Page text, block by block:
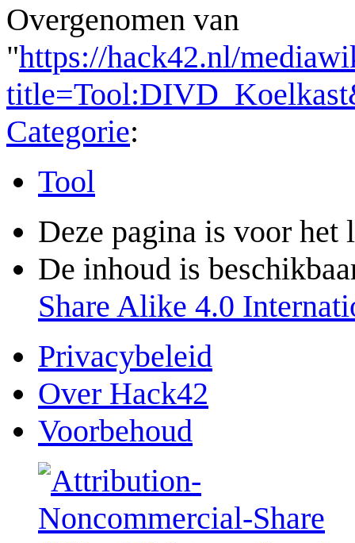
Overgenomen van
"https://hack42.nl/
Categorie:
Tool
Deze pagina is voor het
De inhoud is
Share Alike 4.0
Privacybeleid
Over Hack42
Voorbehoud